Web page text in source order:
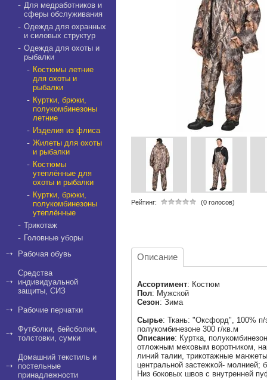
Для медработников и
сферы обслуживания
Одежда для охранных
и силовых структур
Одежда для охоты и
рыбалки
Костюмы летние
для охоты и
рыбалки
Куртки, брюки,
полукомбинезоны
летние
Изделия из флиса
Жилеты для охоты
и рыбалки
Костюмы
утеплённые для
охоты и рыбалки
Куртки, брюки,
полукомбинезоны
утеплённые
Трикотаж
Головные уборы
Рабочая обувь
Средства
индивидуальной
защиты, СИЗ
Рабочие перчатки
Футболки, бейсболки,
толстовки, сумки
Домашний текстиль и
постельные
принадлежности
Рейтинг: (0 голосов)
Описание
Ассортимент: Костюм
Пол: Мужской
Сезон: Зима
Сырье: Ткань: "Оксфорд", 100% п/
полукомбинезоне 300 г/кв.м
Описание: Куртка,
отложным меховым воротником,
линий талии, трикотажные
центральной застежкой-
Низ боковых швов с внутренней